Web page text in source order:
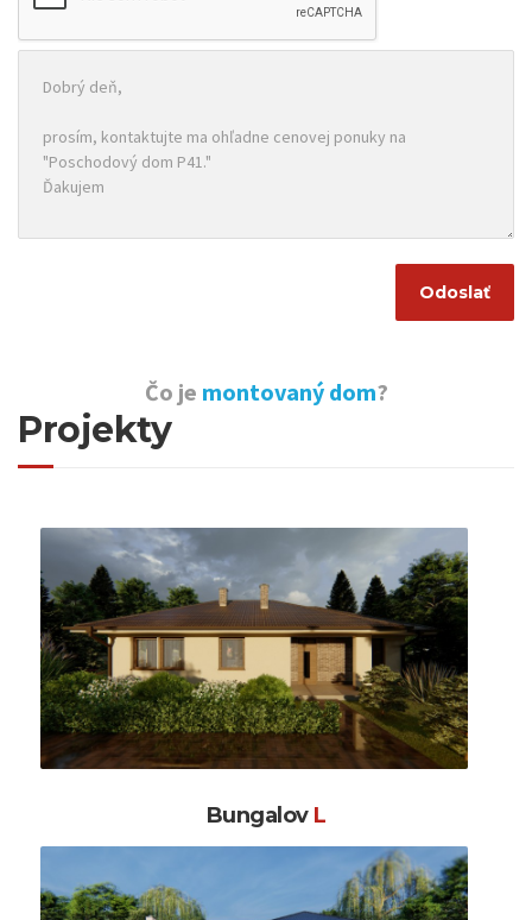
Čo je montovaný dom?
Projekty
Bungalov L